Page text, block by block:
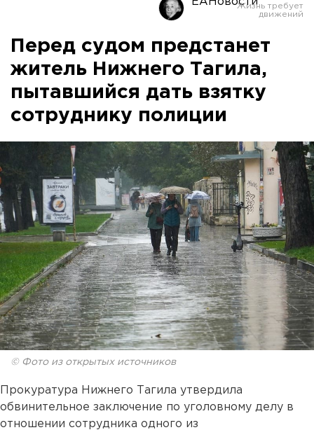
Перед судом предстанет
житель Нижнего Тагила,
пытавшийся дать взятку
сотруднику полиции
© Фото из открытых источников
Прокуратура Нижнего Тагила утвердила
обвинительное заключение по уголовному делу в
отношении сотрудника одного из